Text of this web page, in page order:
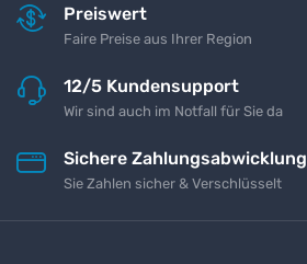
Preiswert
Faire Preise aus Ihrer Region
12/5 Kundensupport
Wir sind auch im Notfall für Sie da
Sichere Zahlungsabwicklung
Sie Zahlen sicher & Verschlüsselt